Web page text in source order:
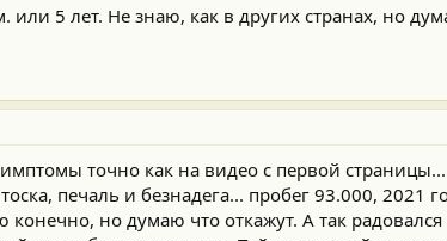
5 лет. Не знаю, как в других странах, но
точно как на видео с первой страницы...
печаль и безнадега... пробег 93.000, 2021
но думаю что откажут. А так